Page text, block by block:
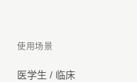
使用场景
医学生 / 临床